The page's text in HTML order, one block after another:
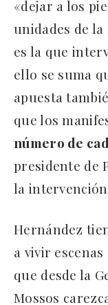
«dejar a los
unidades de la
es la que
ello se suma
apuesta
que los
número de
presidente de
la
Hernández
a vivir
que desde la
Mossos